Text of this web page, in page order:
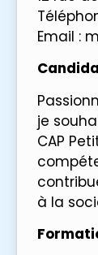
Email :
je
CAP
à la